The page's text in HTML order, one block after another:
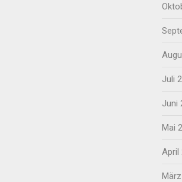
Juli
Juni
Mai
April